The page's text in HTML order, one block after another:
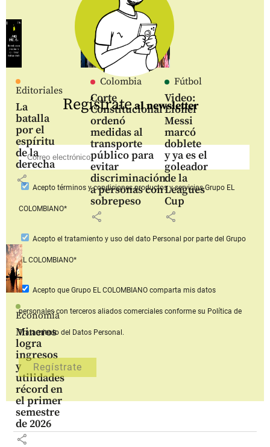
Editoriales
La
batalla
por el
espíritu
de la
derecha
share
Colombia
Corte
Constitucional
ordenó
medidas al
transporte
público para
evitar
discriminación
a personas con
sobrepeso
share
Fútbol
Video:
Lionel
Messi
marcó
doblete
y ya es el
goleador
de la
Leagues
Cup
share
Economía
Mineros
logra
ingresos
y
utilidades
récord en
el primer
semestre
de 2026
share
Regístrateal newsletter
Aceptotérminos y condiciones productos y serviciosGrupo EL
COLOMBIANO*
Acepto el tratamiento y uso del dato Personal por parte del Grupo
EL COLOMBIANO*
Acepto que Grupo EL COLOMBIANOcomparta mis datos
personales con terceros aliados comerciales conforme su Política de
Tratamiento del Datos Personal.